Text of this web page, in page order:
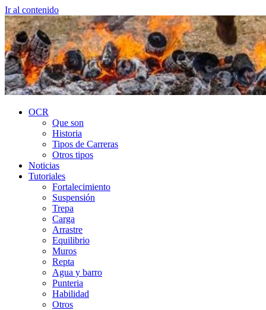
Ir al contenido
OCR
Que son
Historia
Tipos de Carreras
Otros tipos
Noticias
Tutoriales
Fortalecimiento
Suspensión
Trepa
Carga
Arrastre
Equilibrio
Muros
Repta
Agua y barro
Punteria
Habilidad
Otros